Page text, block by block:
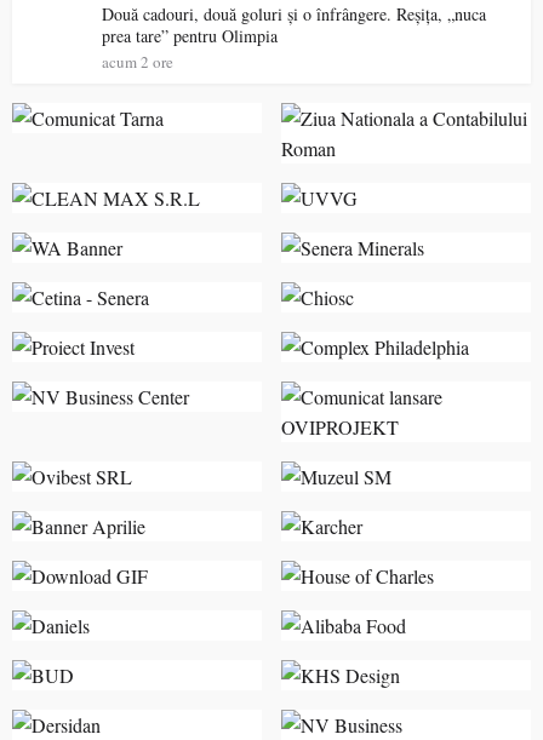
Două cadouri, două goluri și o înfrângere. Reșița, „nuca
prea tare” pentru Olimpia
acum 2 ore